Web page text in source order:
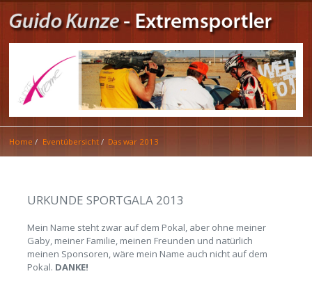
Home Eventübersicht Das war 2013
URKUNDE SPORTGALA 2013
Mein Name steht zwar auf dem Pokal, aber ohne meiner
Gaby, meiner Familie, meinen Freunden und natürlich
meinen Sponsoren, wäre mein Name auch nicht auf dem
Pokal. DANKE!